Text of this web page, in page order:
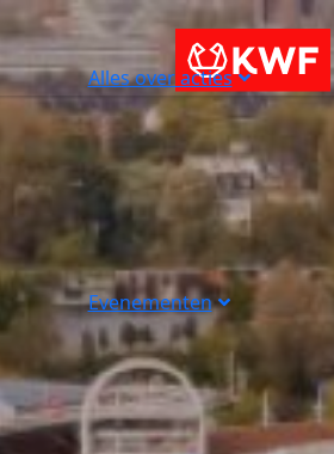
Alles over acties
Evenementen